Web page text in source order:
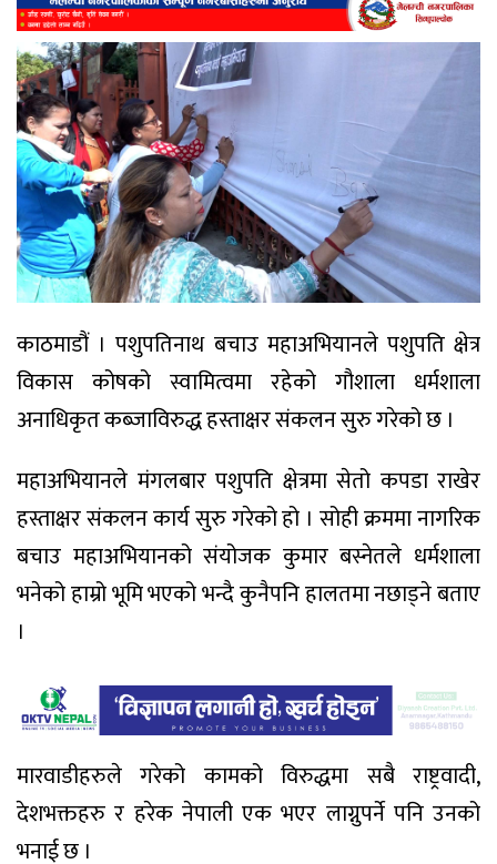
काठमाडौं । पशुपतिनाथ बचाउ महाअभियानले पशुपति क्षेत्र
विकास कोषको स्वामित्वमा रहेको गौशाला धर्मशाला
अनाधिकृत कब्जाविरुद्ध हस्ताक्षर संकलन सुरु गरेको छ ।
महाअभियानले मंगलबार पशुपति क्षेत्रमा सेतो कपडा राखेर
हस्ताक्षर संकलन कार्य सुरु गरेको हो । सोही क्रममा नागरिक
बचाउ महाअभियानको संयोजक कुमार बस्नेतले धर्मशाला
भनेको हाम्रो भूमि भएको भन्दै कुनैपनि हालतमा नछाड्ने बताए
।
मारवाडीहरुले गरेको कामको विरुद्धमा सबै राष्ट्रवादी,
देशभक्तहरु र हरेक नेपाली एक भएर लाग्नुपर्ने पनि उनको
भनाई छ ।